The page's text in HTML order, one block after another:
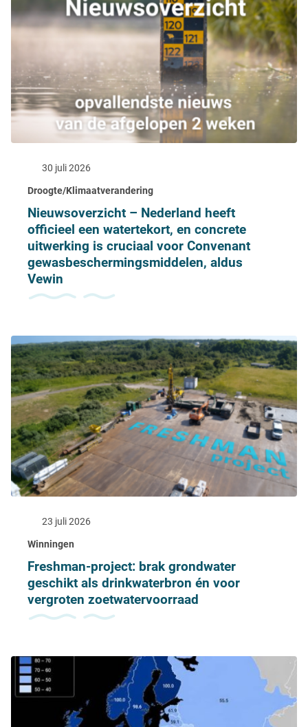
Droogte/Klimaatverandering
30 juli 2026
Nieuwsoverzicht – Nederland heeft
officieel een watertekort, en concrete
uitwerking is cruciaal voor Convenant
gewasbeschermingsmiddelen, aldus
Vewin
Winningen
23 juli 2026
Freshman-project: brak grondwater
geschikt als drinkwaterbron én voor
vergroten zoetwatervoorraad